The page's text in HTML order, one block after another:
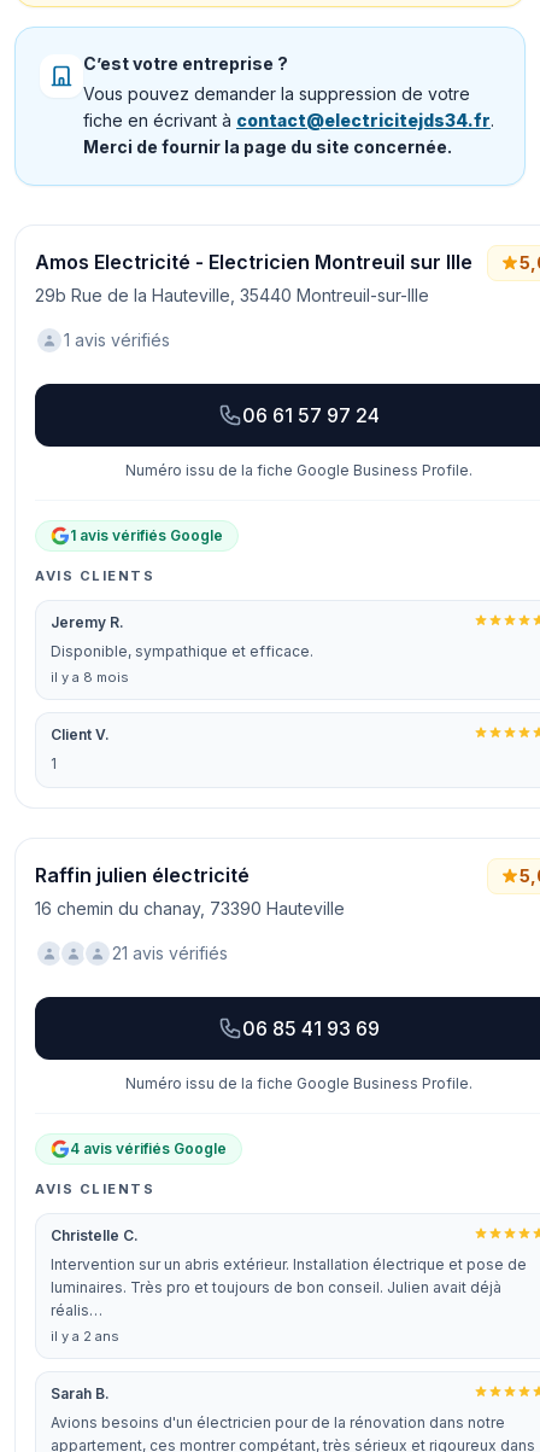
C’est votre entreprise ?
Vous pouvez demander la suppression de votre
fiche en écrivant à contact@electricitejds34.fr.
Merci de fournir la page du site concernée.
Amos Electricité - Electricien Montreuil sur Ille
29b Rue de la Hauteville, 35440 Montreuil-sur-Ille
1 avis vérifiés
06 61 57 97 24
Numéro issu de la fiche Google Business Profile.
1 avis vérifiés Google
AVIS CLIENTS
Jeremy R.
Disponible, sympathique et efficace.
il y a 8 mois
Client V.
1
Raffin julien électricité
16 chemin du chanay, 73390 Hauteville
21 avis vérifiés
06 85 41 93 69
Numéro issu de la fiche Google Business Profile.
4 avis vérifiés Google
AVIS CLIENTS
Christelle C.
Intervention sur un abris extérieur. Installation électrique et pose de
luminaires. Très pro et toujours de bon conseil. Julien avait déjà
réalis…
il y a 2 ans
Sarah B.
Avions besoins d'un électricien pour de la rénovation dans notre
appartement, ces montrer compétant, très sérieux et rigoureux dans